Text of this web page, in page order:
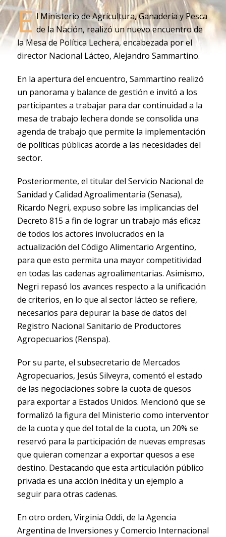
E l Ministerio de Agricultura, Ganadería y Pesca
de la Nación, realizó un nuevo encuentro de
la Mesa de Política Lechera, encabezada por el
director Nacional Lácteo, Alejandro Sammartino.
En la apertura del encuentro, Sammartino realizó
un panorama y balance de gestión e invitó a los
participantes a trabajar para dar continuidad a la
mesa de trabajo lechera donde se consolida una
agenda de trabajo que permite la implementación
de políticas públicas acorde a las necesidades del
sector.
Posteriormente, el titular del Servicio Nacional de
Sanidad y Calidad Agroalimentaria (Senasa),
Ricardo Negri, expuso sobre las implicancias del
Decreto 815 a fin de lograr un trabajo más eficaz
de todos los actores involucrados en la
actualización del Código Alimentario Argentino,
para que esto permita una mayor competitividad
en todas las cadenas agroalimentarias. Asimismo,
Negri repasó los avances respecto a la unificación
de criterios, en lo que al sector lácteo se refiere,
necesarios para depurar la base de datos del
Registro Nacional Sanitario de Productores
Agropecuarios (Renspa).
Por su parte, el subsecretario de Mercados
Agropecuarios, Jesús Silveyra, comentó el estado
de las negociaciones sobre la cuota de quesos
para exportar a Estados Unidos. Mencionó que se
formalizó la figura del Ministerio como interventor
de la cuota y que del total de la cuota, un 20% se
reservó para la participación de nuevas empresas
que quieran comenzar a exportar quesos a ese
destino. Destacando que esta articulación público
privada es una acción inédita y un ejemplo a
seguir para otras cadenas.
En otro orden, Virginia Oddi, de la Agencia
Argentina de Inversiones y Comercio Internacional